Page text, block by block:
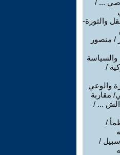
صي ... /
والثورة-
شعر / منصور
والسياسة
/
والوعي
مقاربة
... /
/
سبيل /